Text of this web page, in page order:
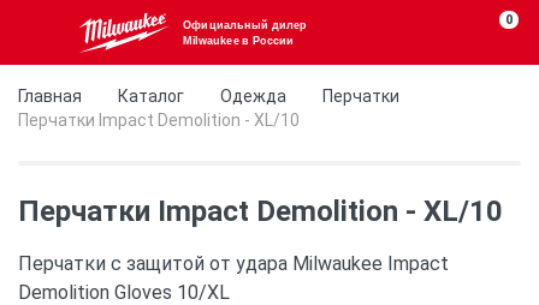
Официальный дилер
Milwaukee в России
0
Главная Каталог Одежда
Перчатки
Перчатки Impact Demolition - XL/10
Перчатки Impact Demolition - XL/10
Перчатки с защитой от удара Milwaukee Impact
Demolition Gloves 10/XL